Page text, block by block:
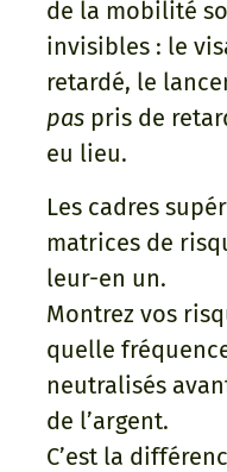
de la mobilité
invisibles : le
retardé, le
pas pris de
eu lieu.
Les cadres
matrices de
leur-en un.
Montrez vos
quelle
neutralisés
de l’argent.
C’est la